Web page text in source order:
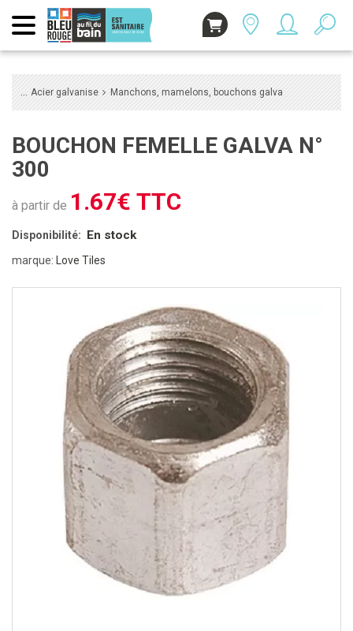
Acier galvanise Manchons, mamelons, bouchons galva
BOUCHON FEMELLE GALVA N°
300
à partir de 1.67€ TTC
Disponibilité: En stock
marque: Love Tiles